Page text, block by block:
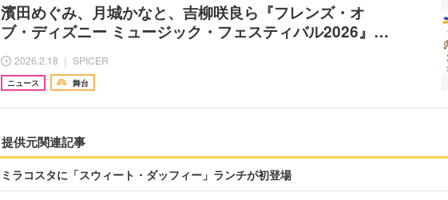
濱田めぐみ、月城かなと、吉柳咲良ら『フレンズ・オ
ブ・ディズニー ミュージック・フェスティバル2026』…
2026.2.18 ｜ SPICER
ニュース 舞台
提供元関連記事
ミラコスタに「スウィート・ダッフィー」ランチが初登場